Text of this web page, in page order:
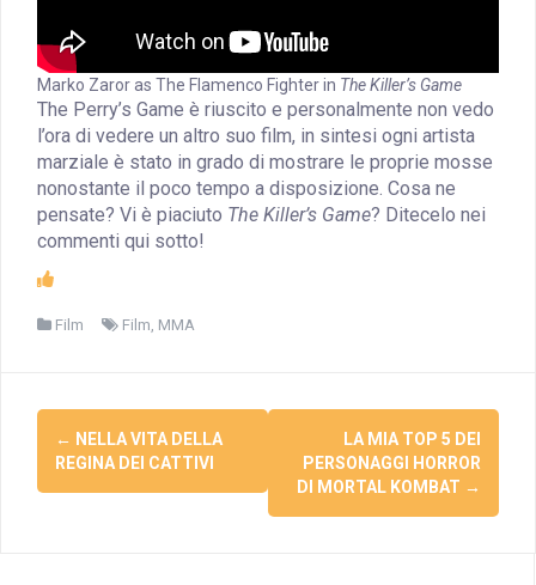
Marko Zaror as The Flamenco Fighter in The Killer’s Game
The Perry’s Game è riuscito e personalmente non vedo
l’ora di vedere un altro suo film, in sintesi ogni artista
marziale è stato in grado di mostrare le proprie mosse
nonostante il poco tempo a disposizione. Cosa ne
pensate? Vi è piaciuto The Killer’s Game? Ditecelo nei
commenti qui sotto!
Film Film MMA
Navigazione
Articolo
← NELLA VITA DELLA
REGINA DEI CATTIVI
LA MIA TOP 5 DEI
PERSONAGGI HORROR
DI MORTAL KOMBAT →